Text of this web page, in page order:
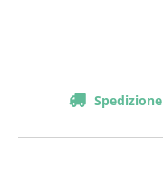
Spedizione